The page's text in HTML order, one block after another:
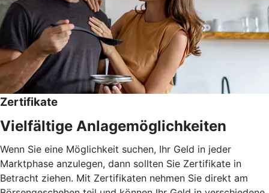
Zertifikate
Vielfältige Anlagemöglichkeiten
Wenn Sie eine Möglichkeit suchen, Ihr Geld in jeder
Marktphase anzulegen, dann sollten Sie Zertifikate in
Betracht ziehen. Mit Zertifikaten nehmen Sie direkt am